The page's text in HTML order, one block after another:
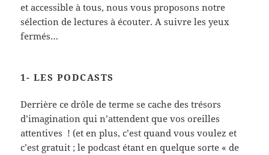
et accessible à tous, nous vous proposons notre
sélection de lectures à écouter. A suivre les yeux
fermés…
1- LES PODCASTS
Derrière ce drôle de terme se cache des trésors
d’imagination qui n’attendent que vos oreilles
attentives ! (et en plus, c’est quand vous voulez et
c’est gratuit ; le podcast étant en quelque sorte « de